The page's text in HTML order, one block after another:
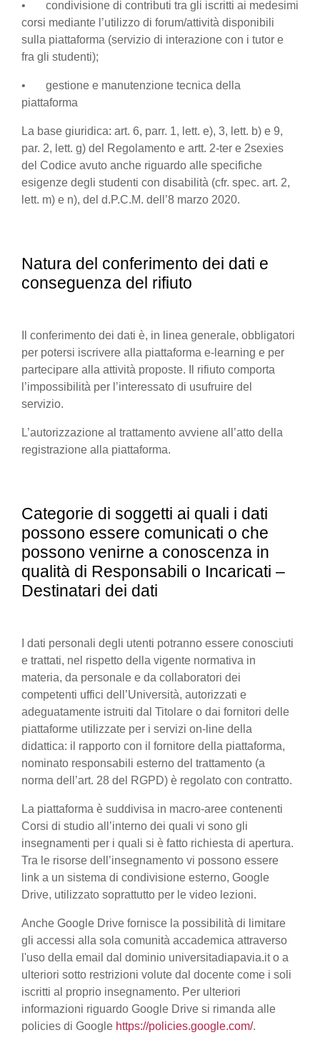
• condivisione di contributi tra gli iscritti ai medesimi
corsi mediante l’utilizzo di forum/attività disponibili
sulla piattaforma (servizio di interazione con i tutor e
fra gli studenti);
• gestione e manutenzione tecnica della
piattaforma
La base giuridica: art. 6, parr. 1, lett. e), 3, lett. b) e 9,
par. 2, lett. g) del Regolamento e artt. 2-ter e 2sexies
del Codice avuto anche riguardo alle specifiche
esigenze degli studenti con disabilità (cfr. spec. art. 2,
lett. m) e n), del d.P.C.M. dell’8 marzo 2020.
Natura del conferimento dei dati e
conseguenza del rifiuto
Il conferimento dei dati è, in linea generale, obbligatori
per potersi iscrivere alla piattaforma e-learning e per
partecipare alla attività proposte. Il rifiuto comporta
l’impossibilità per l’interessato di usufruire del
servizio.
L’autorizzazione al trattamento avviene all’atto della
registrazione alla piattaforma.
Categorie di soggetti ai quali i dati
possono essere comunicati o che
possono venirne a conoscenza in
qualità di Responsabili o Incaricati –
Destinatari dei dati
I dati personali degli utenti potranno essere conosciuti
e trattati, nel rispetto della vigente normativa in
materia, da personale e da collaboratori dei
competenti uffici dell’Università, autorizzati e
adeguatamente istruiti dal Titolare o dai fornitori delle
piattaforme utilizzate per i servizi on-line della
didattica: il rapporto con il fornitore della piattaforma,
nominato responsabili esterno del trattamento (a
norma dell’art. 28 del RGPD) è regolato con contratto.
La piattaforma è suddivisa in macro-aree contenenti
Corsi di studio all’interno dei quali vi sono gli
insegnamenti per i quali si è fatto richiesta di apertura.
Tra le risorse dell’insegnamento vi possono essere
link a un sistema di condivisione esterno, Google
Drive, utilizzato soprattutto per le video lezioni.
Anche Google Drive fornisce la possibilità di limitare
gli accessi alla sola comunità accademica attraverso
l'uso della email dal dominio universitadiapavia.it o a
ulteriori sotto restrizioni volute dal docente come i soli
iscritti al proprio insegnamento. Per ulteriori
informazioni riguardo Google Drive si rimanda alle
policies di Google https://policies.google.com/.